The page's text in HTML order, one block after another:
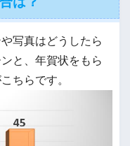
写真はどうしたら
と、年賀状をもら
ちらです。